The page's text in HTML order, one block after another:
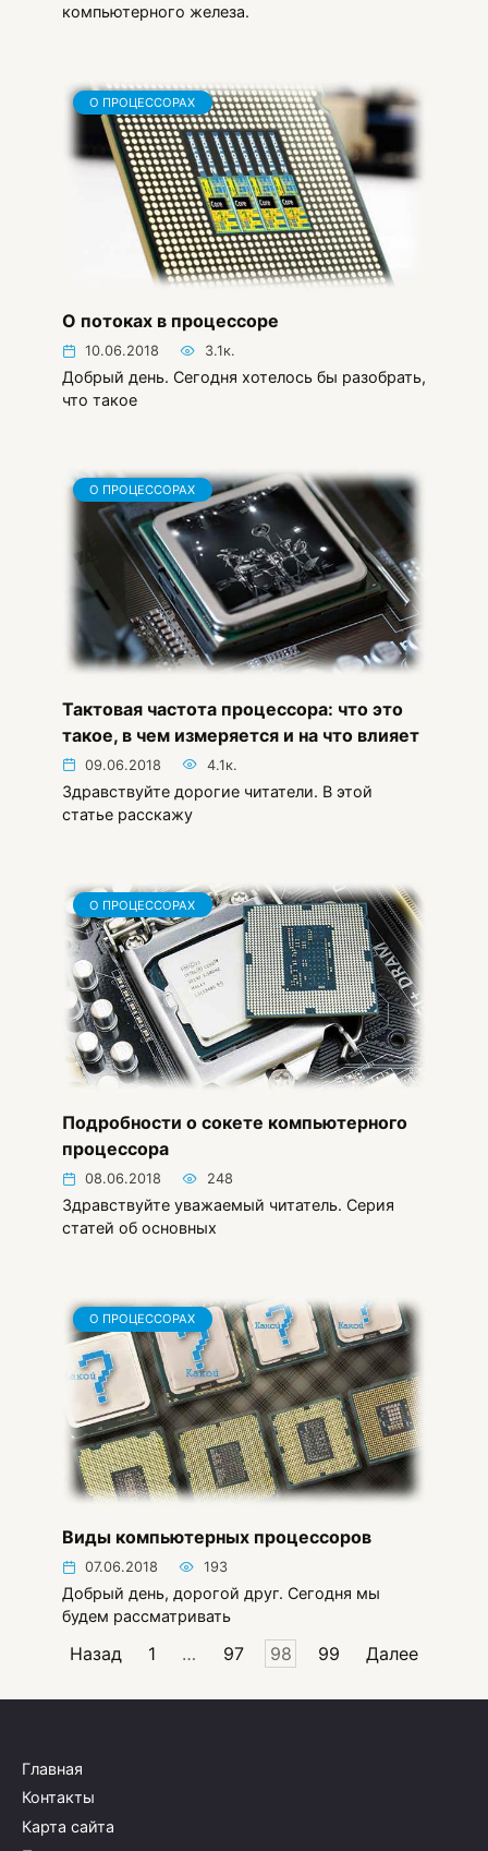
компьютерного железа.
О ПРОЦЕССОРАХ
О потоках в процессоре
10.06.2018 3.1к.
Добрый день. Сегодня хотелось бы разобрать,
что такое
О ПРОЦЕССОРАХ
Тактовая частота процессора: что это
такое, в чем измеряется и на что влияет
09.06.2018 4.1к.
Здравствуйте дорогие читатели. В этой
статье расскажу
О ПРОЦЕССОРАХ
Подробности о сокете компьютерного
процессора
08.06.2018 248
Здравствуйте уважаемый читатель. Cерия
статей об основных
О ПРОЦЕССОРАХ
Виды компьютерных процессоров
07.06.2018 193
Добрый день, дорогой друг. Сегодня мы
будем рассматривать
Пагинация
Назад 1 … 97 98 99 Далее
Главная
Контакты
Карта сайта